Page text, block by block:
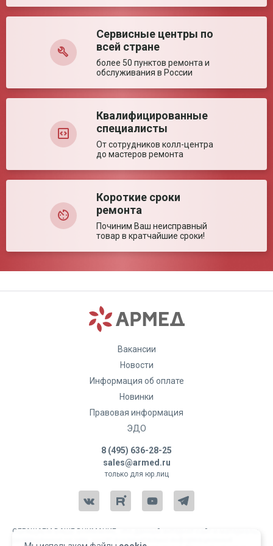
Время работы от АКБ
не менее 6 часов
Накопленный объем
0– 9999,9
0.1-1200 мл/ч
Оставить отзыв
Сервисные центры по
всей стране
более 50 пунктов ремонта и
обслуживания в России
Квалифицированные
специалисты
От сотрудников колл-центра
до мастеров ремонта
Короткие сроки
ремонта
Починим Ваш неисправный
товар в кратчайшие сроки!
Вакансии
Новости
Информация об оплате
Новинки
Правовая информация
ЭДО
8 (495) 636-28-25
sales@armed.ru
только для юр.лиц
ОБРАЩАЕМ ВАШЕ ВНИМАНИЕ, что данный интернет-сайт и материалы,